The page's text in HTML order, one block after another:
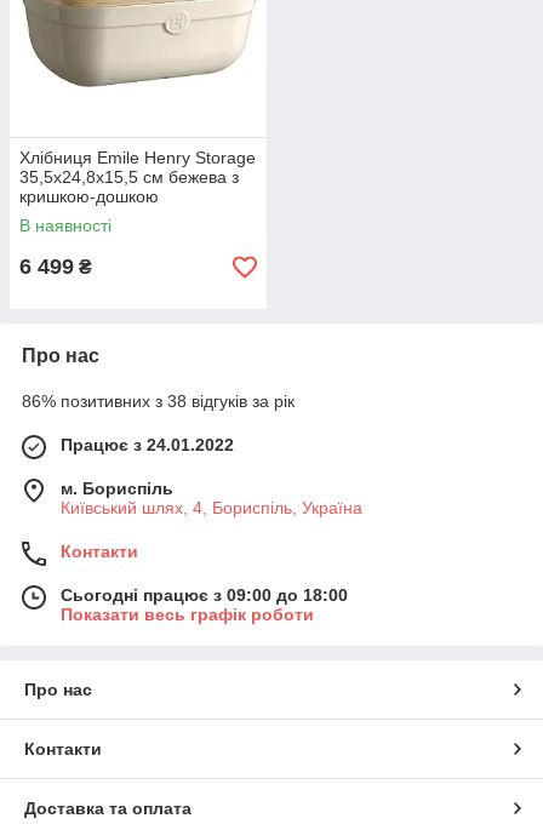
Хлібниця Emile Henry Storage
35,5х24,8х15,5 см бежева з
кришкою-дошкою
В наявності
6 499 ₴
Про нас
86% позитивних з 38 відгуків за рік
Працює з 24.01.2022
м. Бориспіль
Київський шлях, 4, Бориспіль, Україна
Контакти
Сьогодні працює з 09:00 до 18:00
Показати весь графік роботи
Про нас
Контакти
Доставка та оплата